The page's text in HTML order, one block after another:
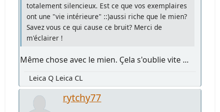
totalement silencieux. Est ce que vos exemplaires
ont une "vie intérieure" ::)aussi riche que le mien?
Savez vous ce qui cause ce bruit? Merci de
m'éclairer !
Même chose avec le mien. Çela s'oublie vite ...
Leica Q Leica CL
rytchy77